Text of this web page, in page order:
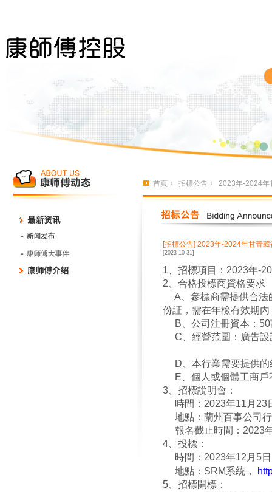
首頁 〉 招標公告 〉 2023年-2024
[招標公告] 2023年-2024年甘青
[2023-10-31]
1 、招標項目： 2023年-
2 、合格投標商資格要求
A、參標商需提供合法
份証，需在年檢有效期
B 、公司注冊資本：
C、經營范圍： 廣
D、本行業需要提
E、個人或個體工商戶
3 、招標說明會：
時間： 2023年11月23
地點： 蘭州百事公司
報名截止時間：2023
4 、投標：
時間： 2023年12月5日
地點： SRM系統，
5 、招標開標：